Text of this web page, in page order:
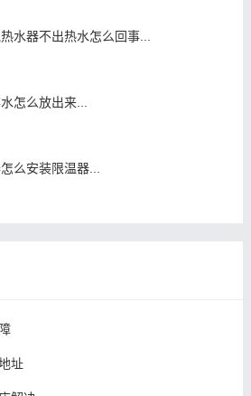
水器不出热水怎么回事...
怎么放出来...
么安装限温器...
址